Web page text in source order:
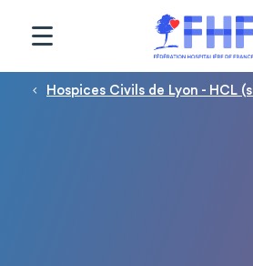
Fil d'Ariane
Hospices Civils de Lyon - HCL
Panneau de gestion des cookies